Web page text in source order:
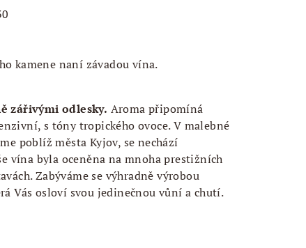
kamene naní závadou vína.
zářivými odlesky. Aroma připomíná
s tóny tropického ovoce. V malebné
poblíž města Kyjov, se nechází
vína byla oceněna na mnoha prestižních
Zabýváme se výhradně výrobou
Vás osloví svou jedinečnou vůní a chutí.